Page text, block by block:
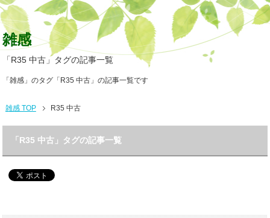
雑感
「R35 中古」タグの記事一覧
「雑感」のタグ「R35 中古」の記事一覧です
雑感 TOP R35 中古
「R35 中古」タグの記事一覧